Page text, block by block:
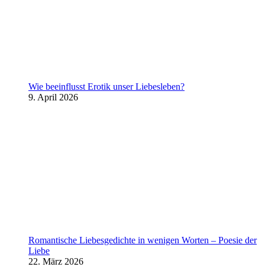
Wie beeinflusst Erotik unser Liebesleben?
9. April 2026
Romantische Liebesgedichte in wenigen Worten – Poesie der
Liebe
22. März 2026